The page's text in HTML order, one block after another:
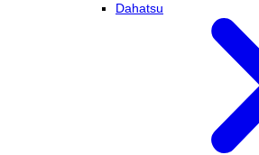
Dahatsu